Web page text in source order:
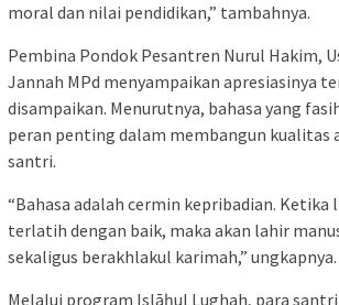
moral dan nilai pendidikan,” tambahnya.
Pembina Pondok Pesantren Nurul Hakim,
Jannah MPd menyampaikan apresiasinya
disampaikan. Menurutnya, bahasa yang
peran penting dalam membangun kualitas
santri.
“Bahasa adalah cermin kepribadian. Ketika
terlatih dengan baik, maka akan lahir
sekaligus berakhlakul karimah,” ungkapnya.
Melalui program Islāḥul Lughah, para